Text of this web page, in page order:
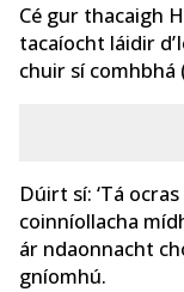
Cé gur thacaigh
tacaíocht láidir
chuir sí comhbhá
Dúirt sí: ‘Tá
coinníollacha
ár ndaonnacht
gníomhú.